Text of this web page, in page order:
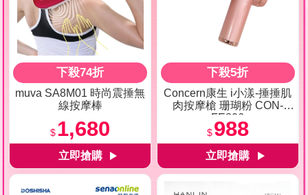
下殺74折
muva SA8M01 時尚震捶無
線按摩棒
$ 1,680
下殺5折
Concern康生 i小漾-捶捶肌
肉按摩槍 珊瑚粉 CON-
FE806
$988